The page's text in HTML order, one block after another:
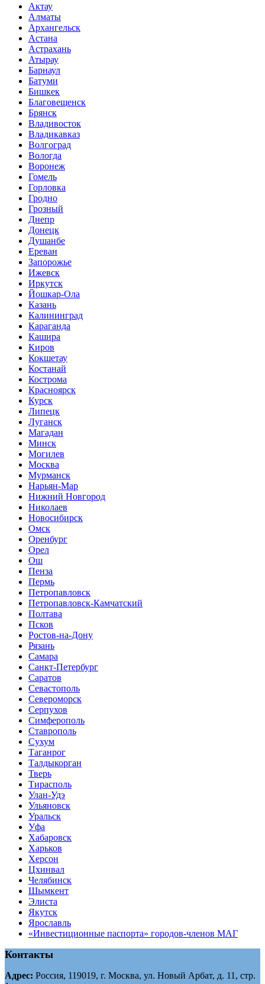
Актау
Алматы
Архангельск
Астана
Астрахань
Атырау
Барнаул
Батуми
Бишкек
Благовещенск
Брянск
Владивосток
Владикавказ
Волгоград
Вологда
Воронеж
Гомель
Горловка
Гродно
Грозный
Днепр
Донецк
Душанбе
Ереван
Запорожье
Ижевск
Иркутск
Йошкар-Ола
Казань
Калининград
Караганда
Кашира
Киров
Кокшетау
Костанай
Кострома
Красноярск
Курск
Липецк
Луганск
Магадан
Минск
Могилев
Москва
Мурманск
Нарьян-Мар
Нижний Новгород
Николаев
Новосибирск
Омск
Оренбург
Орел
Ош
Пенза
Пермь
Петропавловск
Петропавловск-Камчатский
Полтава
Псков
Ростов-на-Дону
Рязань
Самара
Санкт-Петербург
Саратов
Севастополь
Североморск
Серпухов
Симферополь
Ставрополь
Сухум
Таганрог
Tалдыкорган
Тверь
Тирасполь
Улан-Удэ
Ульяновск
Уральск
Уфа
Хабаровск
Харьков
Херсон
Цхинвал
Челябинск
Шымкент
Элиста
Якутск
Ярославль
«Инвестиционные паспорта» городов-членов МАГ
Контакты
Адрес: Россия, 119019, г. Москва, ул. Новый Арбат, д. 11, стр.